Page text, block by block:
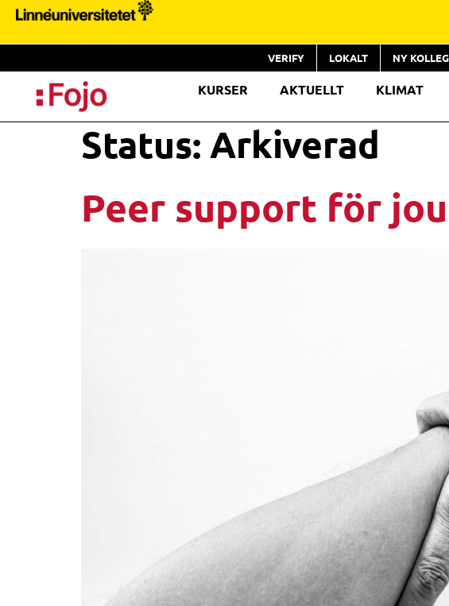
VERIFY LOKALT NY
KURSER AKTUELLT KLIMAT
Status: Arkiverad
Peer support för